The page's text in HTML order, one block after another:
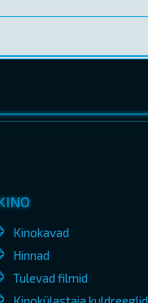
Kinokavad
Hinnad
Tulevad filmid